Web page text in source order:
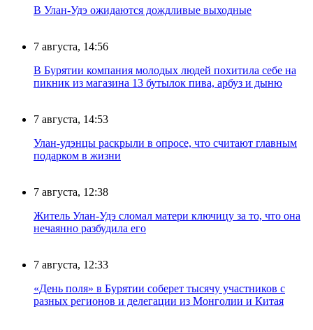
В Улан-Удэ ожидаются дождливые выходные
7 августа, 14:56
В Бурятии компания молодых людей похитила себе на
пикник из магазина 13 бутылок пива, арбуз и дыню
7 августа, 14:53
Улан-удэнцы раскрыли в опросе, что считают главным
подарком в жизни
7 августа, 12:38
Житель Улан-Удэ сломал матери ключицу за то, что она
нечаянно разбудила его
7 августа, 12:33
«День поля» в Бурятии соберет тысячу участников с
разных регионов и делегации из Монголии и Китая